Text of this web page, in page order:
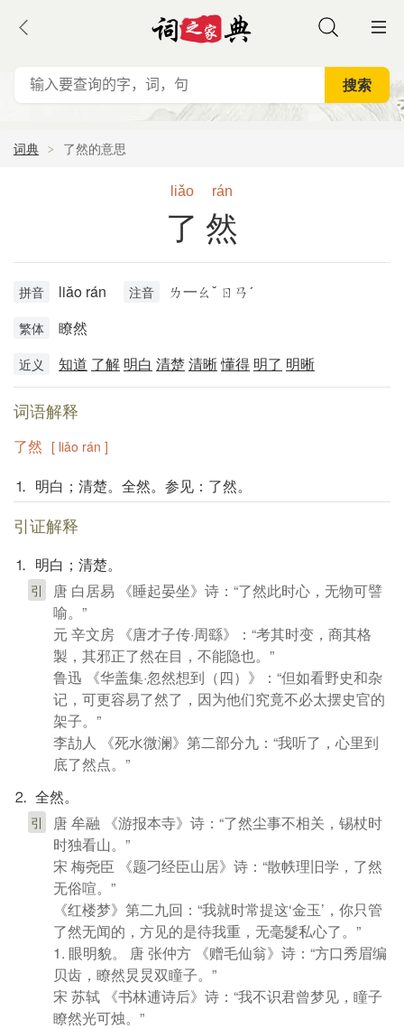
词典 了然的意思
liǎo rán
了然
拼音 liǎo rán 注音 ㄌ一ㄠˇ ㄖㄢˊ
繁体 瞭然
近义 知道 了解 明白 清楚清晰懂得 明了 明晰
词语解释
了然 [ liǎo rán ]
⒈ 明白；清楚。全然。参见：了然。
引证解释
⒈ 明白；清楚。
引
唐 白居易 《睡起晏坐》诗：“了然此时心，无物可譬
喻。”
元 辛文房 《唐才子传·周繇》：“考其时变，商其格
製，其邪正了然在目，不能隐也。”
鲁迅 《华盖集·忽然想到（四）》：“但如看野史和杂
记，可更容易了然了，因为他们究竟不必太摆史官的
架子。”
李劼人 《死水微澜》第二部分九：“我听了，心里到
底了然点。”
⒉ 全然。
引
唐 牟融 《游报本寺》诗：“了然尘事不相关，锡杖时
时独看山。”
宋 梅尧臣 《题刁经臣山居》诗：“散帙理旧学，了然
无俗喧。”
《红楼梦》第二九回：“我就时常提这‘金玉’，你只管
了然无闻的，方见的是待我重，无毫髮私心了。”
1. 眼明貌。 唐 张仲方 《赠毛仙翁》诗：“方口秀眉编
贝齿，瞭然炅炅双瞳子。”
宋 苏轼 《书林逋诗后》诗：“我不识君曾梦见，瞳子
瞭然光可烛。”